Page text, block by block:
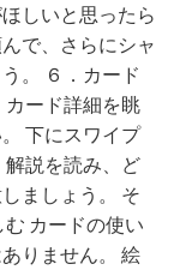
しいと思ったら
で、さらにシャ
。 ６．カード
ード詳細を眺
下にスワイプ
説を読み、ど
ましょう。 そ
カードの使い
りません。 絵